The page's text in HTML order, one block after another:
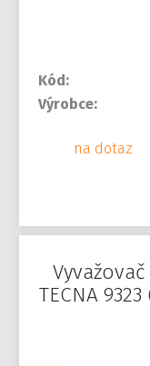
Kód:
Výrobce:
na dotaz
TECNA